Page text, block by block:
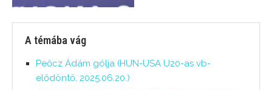
A témába vág
Peőcz Ádám gólja (HUN-USA U20-as vb-
elődöntő, 2025.06.20.)